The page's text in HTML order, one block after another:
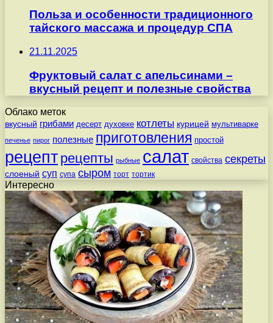
Польза и особенности традиционного
тайского массажа и процедур СПА
21.11.2025
Фруктовый салат с апельсинами –
вкусный рецепт и полезные свойства
Облако меток
вкусный грибами десерт духовке котлеты курицей мультиварке
печенье пирог полезные приготовления простой
рецепт рецепты рыбные салат свойства секреты
слоеный суп супа сыром торт тортик
Интересно